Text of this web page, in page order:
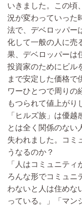
いきました。この頃
況が変わっていった
法で、デベロッパー
化して一般の人に売
果、デベロッパーは
投資家のためにビル
まで安定した価格で
ワーひとつで周りの
もつられて値上がり
「ヒルズ族」は優
とは全く関係のない
失われました。コミ
うなるのか？
「人はコミュニテ
ろんな形でコミュニ
わないと人は住めな
っている。」「マン